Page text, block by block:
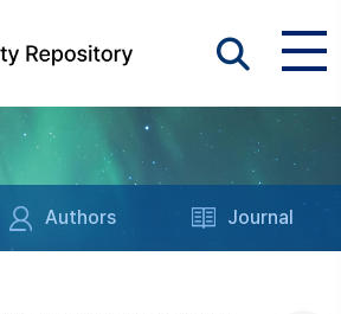
Authors Journal